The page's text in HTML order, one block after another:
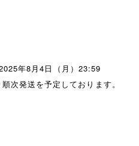
年8月4日（月）23:59
次発送を予定しております。